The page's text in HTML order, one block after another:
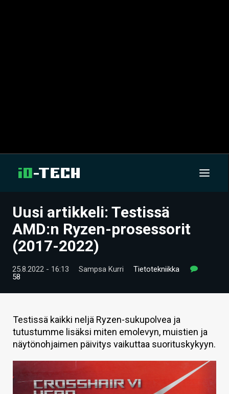
UUTISET
ARTIKKELIT
VIDEOT
HINTA.FI
KAUPPA
VAIHDA TEEMA
Uusi artikkeli: Testissä
AMD:n Ryzen-prosessorit
(2017-2022)
25.8.2022 - 16:13 Sampsa Kurri
Tietotekniikka
58
Testissä kaikki neljä Ryzen-sukupolvea ja
tutustumme lisäksi miten emolevyn, muistien ja
näytönohjaimen päivitys vaikuttaa suorituskykyyn.